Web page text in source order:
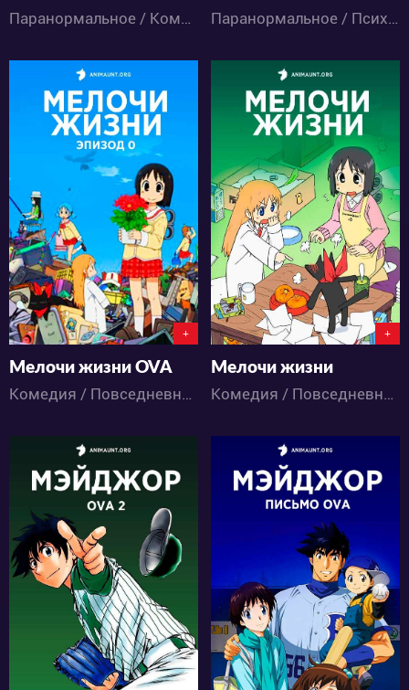
Паранормальное / Комедия / Романтика / Этти / Аниме Паранормальное / Психология / Детектив / Драма / Ужасы / Фантастика / Аниме
9438
4 9
+
Мелочи жизни OVA
Комедия / Повседневность / Сёнэн / Школа / Аниме
15751
6 21
+
Мелочи жизни
Комедия / Повседневность / Сёнэн / Школа / Аниме
7831
2 5
7827
3 5